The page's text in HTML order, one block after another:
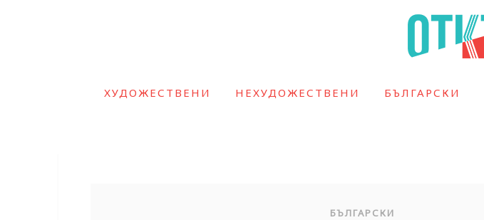
ХУДОЖЕСТВЕНИ НЕХУДОЖЕСТВЕНИ БЪЛГАРСКИ
БЪЛГАРСКИ